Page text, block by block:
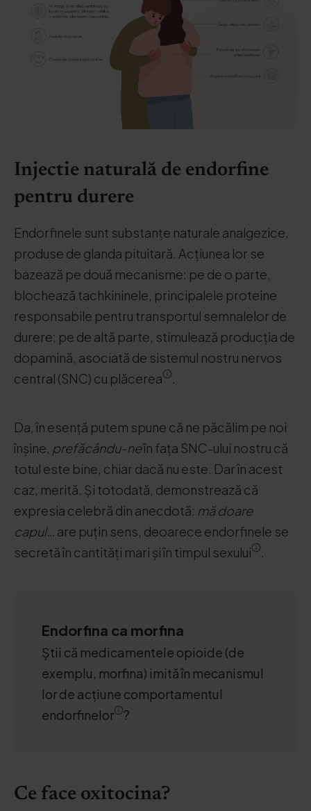
Injectie naturală de endorfine
pentru durere
Endorfinele sunt substanțe naturale analgezice,
produse de glanda pituitară. Acțiunea lor se
bazează pe două mecanisme: pe de o parte,
blochează tachkininele, principalele proteine
responsabile pentru transportul semnalelor de
durere; pe de altă parte, stimulează producția de
dopamină, asociată de sistemul nostru nervos
central (SNC) cu plăcerea
Da, în esență putem spune că ne păcălim pe noi
înșine, prefăcându-neîn fața SNC-ului nostru că
totul este bine, chiar dacă nu este. Dar în acest
caz, merită. Și totodată, demonstrează că
expresia celebră din anecdotă: mă doare
capul…
are puțin sens, deoarece endorfinele se
secretă în cantități mari și în timpul sexului
Endorfina ca morfina
Știi că medicamentele opioide (de
exemplu, morfina) imită în mecanismul
lor de acțiune comportamentul
endorfinelor
?
Ce face oxitocina?